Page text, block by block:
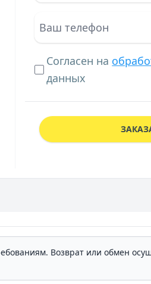
Согласен на
данных
Возврат или обмен